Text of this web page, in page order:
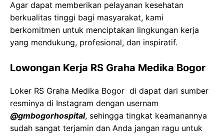
Agar dapat memberikan pelayanan kesehatan
berkualitas tinggi bagi masyarakat, kami
berkomitmen untuk menciptakan lingkungan kerja
yang mendukung, profesional, dan inspiratif.
Lowongan Kerja RS Graha Medika Bogor
Loker RS Graha Medika Bogor di dapat dari sumber
resminya di Instagram dengan usernam
@gmbogorhospital, sehingga tingkat keamanannya
sudah sangat terjamin dan Anda jangan ragu untuk